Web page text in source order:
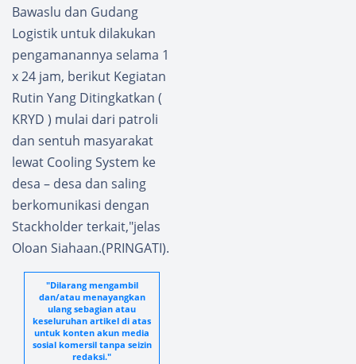
Bawaslu dan Gudang
Logistik untuk dilakukan
pengamanannya selama 1
x 24 jam, berikut Kegiatan
Rutin Yang Ditingkatkan (
KRYD ) mulai dari patroli
dan sentuh masyarakat
lewat Cooling System ke
desa – desa dan saling
berkomunikasi dengan
Stackholder terkait,"jelas
Oloan Siahaan.(PRINGATI).
"Dilarang mengambil
dan/atau menayangkan
ulang sebagian atau
keseluruhan artikel di atas
untuk konten akun media
sosial komersil tanpa seizin
redaksi."